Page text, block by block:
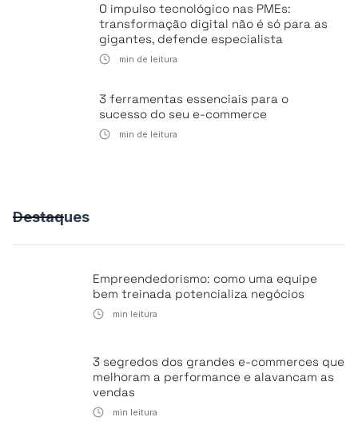
O impulso tecnológico nas PMEs:
transformação digital não é só para as
gigantes, defende especialista
min de leitura
3 ferramentas essenciais para o
sucesso do seu e-commerce
min de leitura
Destaques
Empreendedorismo: como uma equipe
bem treinada potencializa negócios
min leitura
3 segredos dos grandes e-commerces que
melhoram a performance e alavancam as
vendas
min leitura